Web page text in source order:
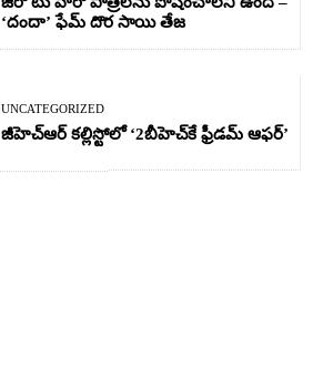
‘దందా’ ఫేమ్ దొర సాయి తేజ
UNCATEGORIZED
జీహెచ్ఆర్‌ కల్లిస్టోలో ‘2బీహెచ్‌కే ఫ్రీడమ్ ఆఫర్’